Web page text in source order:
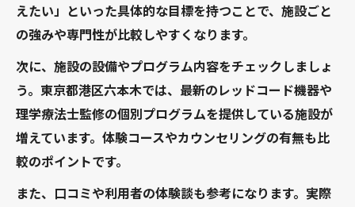
えたい」といった具体的な目標を持つことで、施設ごと
の強みや専門性が比較しやすくなります。
次に、施設の設備やプログラム内容をチェックしましょ
う。東京都港区六本木では、最新のレッドコード機器や
理学療法士監修の個別プログラムを提供している施設が
増えています。体験コースやカウンセリングの有無も比
較のポイントです。
また、口コミや利用者の体験談も参考になります。実際